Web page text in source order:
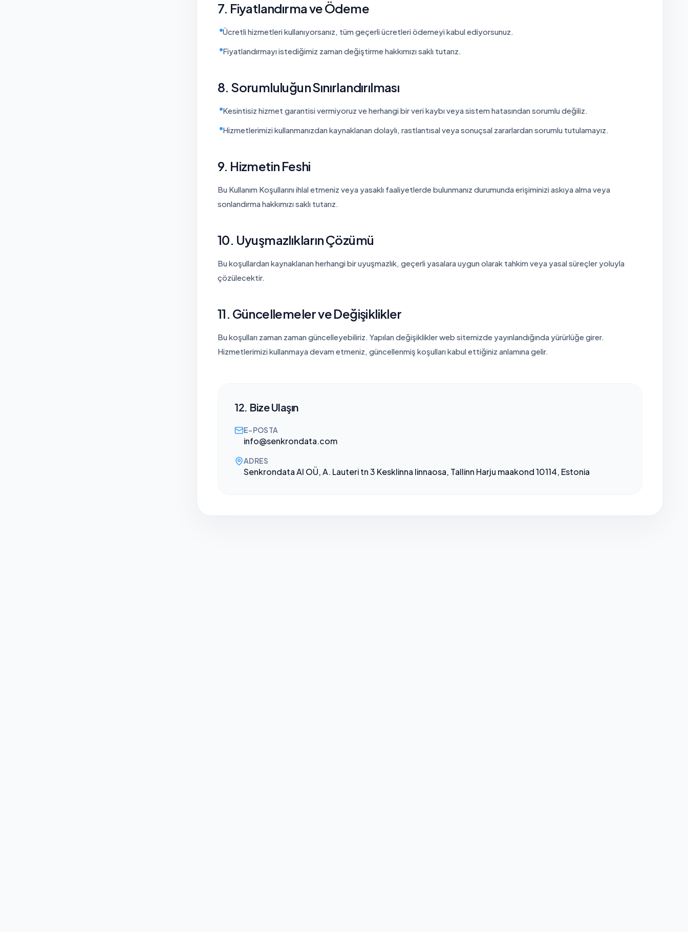
7. Fiyatlandırma ve Ödeme
Ücretli hizmetleri kullanıyorsanız, tüm geçerli ücretleri ödemeyi kabul ediyorsunuz.
Fiyatlandırmayı istediğimiz zaman değiştirme hakkımızı saklı tutarız.
8. Sorumluluğun Sınırlandırılması
Kesintisiz hizmet garantisi vermiyoruz ve herhangi bir veri kaybı veya sistem hatasından sorumlu değiliz.
Hizmetlerimizi kullanmanızdan kaynaklanan dolaylı, rastlantısal veya sonuçsal zararlardan sorumlu tutulamayız.
9. Hizmetin Feshi
Bu Kullanım Koşullarını ihlal etmeniz veya yasaklı faaliyetlerde bulunmanız durumunda erişiminizi askıya alma veya
sonlandırma hakkımızı saklı tutarız.
10. Uyuşmazlıkların Çözümü
Bu koşullardan kaynaklanan herhangi bir uyuşmazlık, geçerli yasalara uygun olarak tahkim veya yasal süreçler yoluyla
çözülecektir.
11. Güncellemeler ve Değişiklikler
Bu koşulları zaman zaman güncelleyebiliriz. Yapılan değişiklikler web sitemizde yayınlandığında yürürlüğe girer.
Hizmetlerimizi kullanmaya devam etmeniz, güncellenmiş koşulları kabul ettiğiniz anlamına gelir.
12. Bize Ulaşın
E-POSTA
info@senkrondata.com
ADRES
Senkrondata AI OÜ, A. Lauteri tn 3 Kesklinna linnaosa, Tallinn Harju maakond 10114, Estonia